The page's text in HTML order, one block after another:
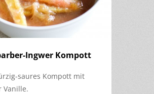
Ingwer Kompott
saures Kompott mit
Vanille.